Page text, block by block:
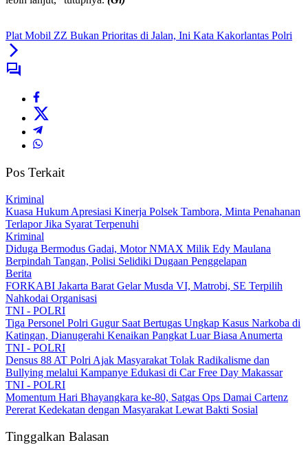
Plat Mobil ZZ Bukan Prioritas di Jalan, Ini Kata Kakorlantas Polri
Pos Terkait
Kriminal
Kuasa Hukum Apresiasi Kinerja Polsek Tambora, Minta Penahanan
Terlapor Jika Syarat Terpenuhi
Kriminal
Diduga Bermodus Gadai, Motor NMAX Milik Edy Maulana
Berpindah Tangan, Polisi Selidiki Dugaan Penggelapan
Berita
FORKABI Jakarta Barat Gelar Musda VI, Matrobi, SE Terpilih
Nahkodai Organisasi
TNI - POLRI
Tiga Personel Polri Gugur Saat Bertugas Ungkap Kasus Narkoba di
Katingan, Dianugerahi Kenaikan Pangkat Luar Biasa Anumerta
TNI - POLRI
Densus 88 AT Polri Ajak Masyarakat Tolak Radikalisme dan
Bullying melalui Kampanye Edukasi di Car Free Day Makassar
TNI - POLRI
Momentum Hari Bhayangkara ke-80, Satgas Ops Damai Cartenz
Pererat Kedekatan dengan Masyarakat Lewat Bakti Sosial
Tinggalkan Balasan